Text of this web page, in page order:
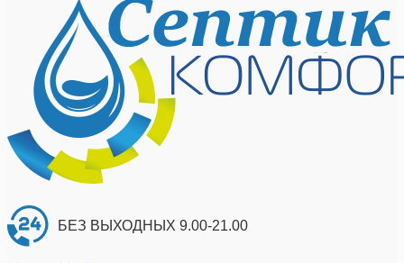
БЕЗ ВЫХОДНЫХ 9.00-21.00